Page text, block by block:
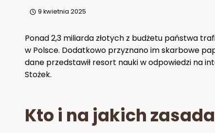
9 kwietnia 2025
Ponad 2,3 miliarda złotych z budżetu państwa
w Polsce. Dodatkowo przyznano im skarbowe
dane przedstawił resort nauki w odpowiedzi na
Stożek.
Kto i na jakich